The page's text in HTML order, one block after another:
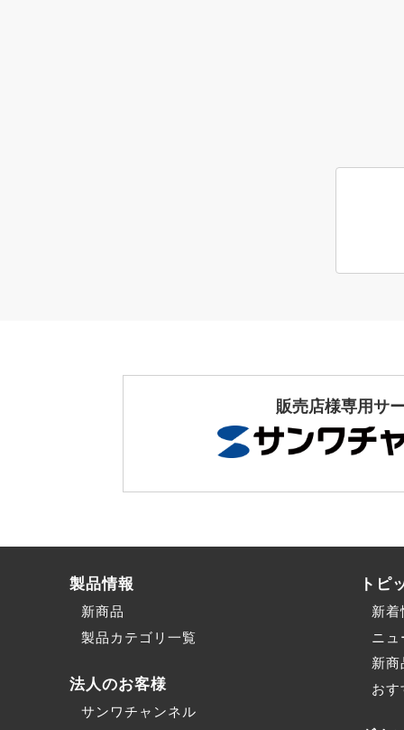
販売店様専用サ
製品情報
新商品
製品カテゴリ一覧
法人のお客様
サンワチャンネル
トピ
新
ニ
新商
お